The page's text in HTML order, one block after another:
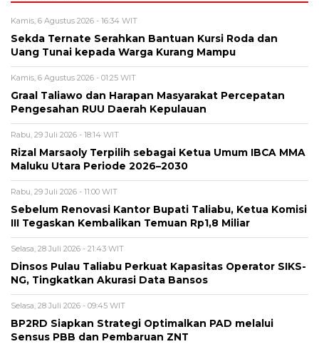
Kamis, 6 Agustus 2026 - 16:34 WIT
Sekda Ternate Serahkan Bantuan Kursi Roda dan
Uang Tunai kepada Warga Kurang Mampu
Kamis, 6 Agustus 2026 - 01:25 WIT
Graal Taliawo dan Harapan Masyarakat Percepatan
Pengesahan RUU Daerah Kepulauan
Rabu, 29 Juli 2026 - 18:14 WIT
Rizal Marsaoly Terpilih sebagai Ketua Umum IBCA MMA
Maluku Utara Periode 2026–2030
Rabu, 29 Juli 2026 - 11:00 WIT
Sebelum Renovasi Kantor Bupati Taliabu, Ketua Komisi
III Tegaskan Kembalikan Temuan Rp1,8 Miliar
Selasa, 28 Juli 2026 - 21:43 WIT
Dinsos Pulau Taliabu Perkuat Kapasitas Operator SIKS-
NG, Tingkatkan Akurasi Data Bansos
Selasa, 28 Juli 2026 - 09:45 WIT
BP2RD Siapkan Strategi Optimalkan PAD melalui
Sensus PBB dan Pembaruan ZNT